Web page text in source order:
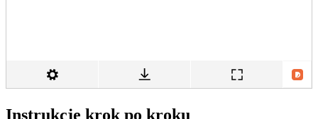
Instrukcje krok po kroku